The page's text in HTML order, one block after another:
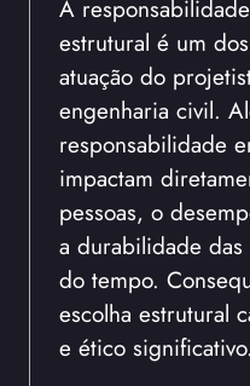
A
estrutural é um
atuação do
engenharia civil.
responsabilidade
impactam
pessoas, o
a durabilidade
do tempo.
escolha estrutural
e ético significativo.